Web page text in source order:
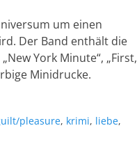
um einen
Der Band enthält die
York Minute“, „First,
Minidrucke.
pleasure, krimi, liebe,